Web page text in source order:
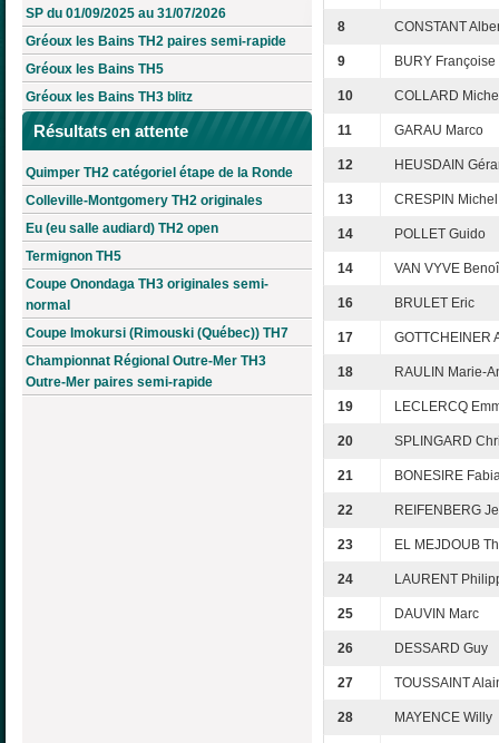
SP du 01/09/2025 au 31/07/2026
Gréoux les Bains TH2 paires semi-rapide
Gréoux les Bains TH5
Gréoux les Bains TH3 blitz
Résultats en attente
Quimper TH2 catégoriel étape de la Ronde
Colleville-Montgomery TH2 originales
Eu (eu salle audiard) TH2 open
Termignon TH5
Coupe Onondaga TH3 originales semi-
normal
Coupe Imokursi (Rimouski (Québec)) TH7
Championnat Régional Outre-Mer TH3
Outre-Mer paires semi-rapide
8 CONSTANT
9 BURY Françoise
10 COLLARD
11 GARAU Marco
12 HEUSDAIN
13 CRESPIN Michel
14 POLLET Guido
14 VAN VYVE
16 BRULET Eric
17 GOTTCHEINER
18 RAULIN Marie-
19 LECLERCQ
20 SPLINGARD
21 BONESIRE
22 REIFENBERG
23 EL MEJDOUB
24 LAURENT
25 DAUVIN Marc
26 DESSARD Guy
27 TOUSSAINT
28 MAYENCE Willy